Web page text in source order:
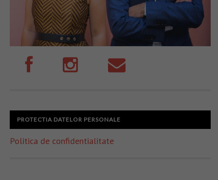
PROTECTIA DATELOR PERSONALE
Politica de confidentialitate